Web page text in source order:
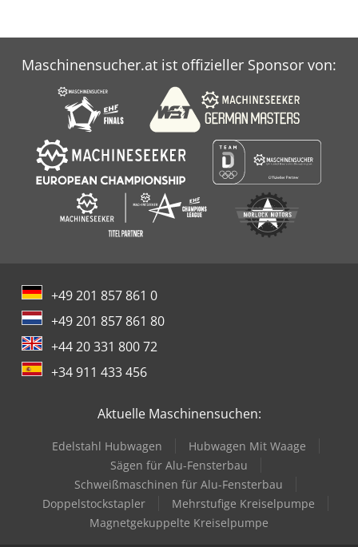
Maschinensucher.at ist offizieller Sponsor von:
+49 201 857 861 0
+49 201 857 861 80
+44 20 331 800 72
+34 911 433 456
Aktuelle Maschinensuchen:
Edelstahl Hubwagen
Hubwagen Mit Waage
Sägen für Alu-Fensterbau
Schweißmaschinen für Alu-Fensterbau
Doppelstockstapler
Mehrstufige Kreiselpumpe
Magnetgekuppelte Kreiselpumpe